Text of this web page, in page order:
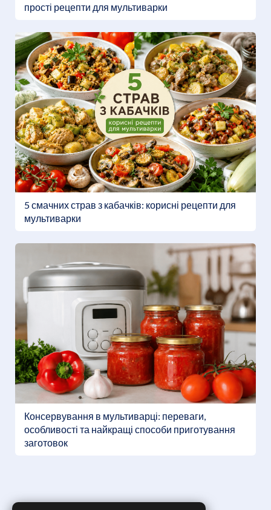
прості рецепти для мультиварки
5 смачних страв з кабачків: корисні рецепти для
мультиварки
Консервування в мультиварці: переваги,
особливості та найкращі способи приготування
заготовок